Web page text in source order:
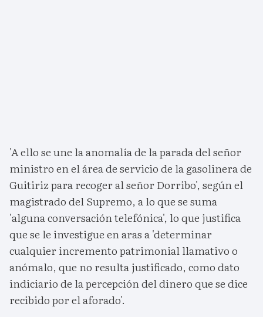
'A ello se une la anomalía de la parada del señor
ministro en el área de servicio de la gasolinera de
Guitiriz para recoger al señor Dorribo', según el
magistrado del Supremo, a lo que se suma
'alguna conversación telefónica', lo que justifica
que se le investigue en aras a 'determinar
cualquier incremento patrimonial llamativo o
anómalo, que no resulta justificado, como dato
indiciario de la percepción del dinero que se dice
recibido por el aforado'.